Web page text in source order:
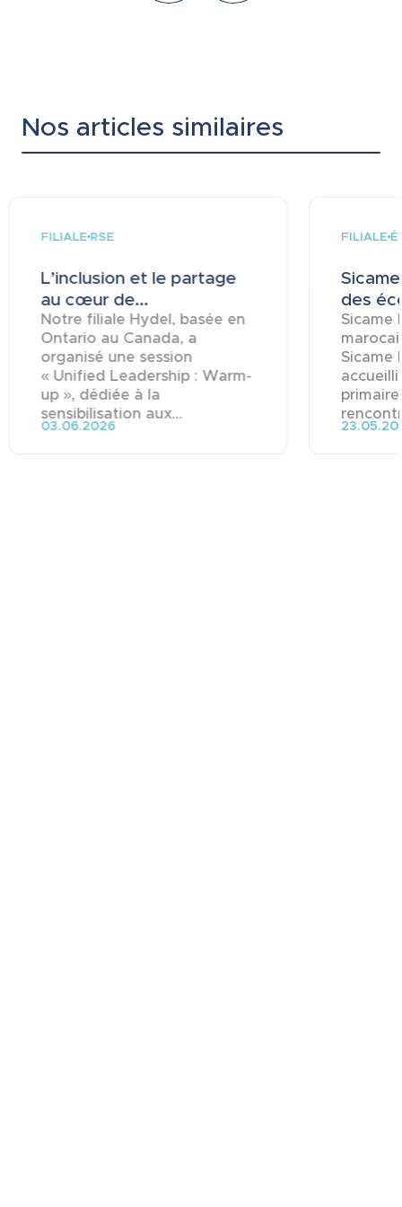
Nos articles similaires
FILIALERSE
L’inclusion et le partage
au cœur de...
Notre filiale Hydel, basée en
Ontario au Canada, a
organisé une session
« Unified Leadership : Warm-
up », dédiée à la
sensibilisation aux...
03.06.2026
FILIALE
des
Sicame
Sicame